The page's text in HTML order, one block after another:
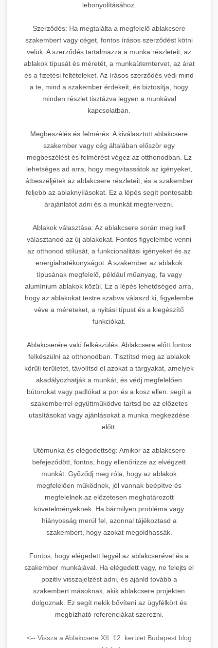
lebonyolításához.
Szerződés: Ha megtalálta a megfelelő ablakcsere
szakembert vagy céget, fontos írásos szerződést kötni
velük. A szerződés tartalmazza a munka részleteit, az
ablakok típusát és méretét, a munkaütemtervet, az árat
és a fizetési feltételeket. Az írásos szerződés védi mind
a te, mind a szakember érdekeit, és biztosítja, hogy
minden részlet tisztázva legyen a munkával
kapcsolatban.
Megbeszélés és felmérés: A kiválasztott ablakcsere
szakember vagy cég általában először egy
megbeszélést és felmérést végez az otthonodban. Ez
lehetséges ad arra, hogy megvitassátok az igényeket,
átbeszéljétek az ablakcsere részleteit, és a szakember
feljebb az ablaknyílásokat. Ez a lépés segít pontosabb
árajánlatot adni és a munkát megtervezni.
Ablakok választása: Az ablakcsere során meg kell
választanod az új ablakokat. Fontos figyelembe venni
az otthonod stílusát, a funkcionalitási igényeket és az
energiahatékonyságot. A szakember az ablakok
típusának megfelelő, például műanyag, fa vagy
alumínium ablakok közül. Ez a lépés lehetőséged arra,
hogy az ablakokat testre szabva válaszd ki, figyelembe
véve a méreteket, a nyitási típust és a kiegészítő
funkciókat.
Ablakcserére való felkészülés: Ablakcsere előtt fontos
felkészülni az otthonodban. Tisztítsd meg az ablakok
körüli területet, távolítsd el azokat a tárgyakat, amelyek
akadályozhatják a munkát, és védj megfelelően
bútorokat vagy padlókat a por és a kosz ellen. segít a
szakemberrel együttműködve tartsd be az előzetes
utasításokat vagy ajánlásokat a munka megkezdése
előtt.
Utómunka és elégedettség: Amikor az ablakcsere
befejeződött, fontos, hogy ellenőrizze az elvégzett
munkát. Győződj meg róla, hogy az ablakok
megfelelően működnek, jól vannak beépítve és
megfelelnek az előzetesen meghatározott
követelményeknek. Ha bármilyen probléma vagy
hiányosság merül fel, azonnal tájékoztasd a
szakembert, hogy azokat megoldhassák.
Fontos, hogy elégedett legyél az ablakcserével és a
szakember munkájával. Ha elégedett vagy, ne felejts el
pozitív visszajelzést adni, és ajánld tovább a
szakembert másoknak, akik ablakcsere projekten
dolgoznak. Ez segít nekik bővíteni az ügyfélkört és
megbízható referenciákat szerezni.
<-- Vissza a Ablakcsere XII. 12. kerület Budapest blog